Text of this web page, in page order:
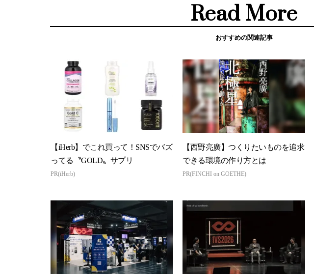
Read More
おすすめの関連記事
【iHerb】でこれ買って！SNSでバズ
ってる〝GOLD〟サプリ
PR(iHerb)
【西野亮廣】つくりたいものを追求
できる環境の作り方とは
PR(FINCHI on GOETHE)